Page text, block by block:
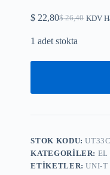
$26,40
Orijinal
$ 26,40.
$ 22,80Şu
fiyat:
KDV
1 adet stokta
STOK KODU:
KATEGORILER: EL
ETIKETLER:UNI-T